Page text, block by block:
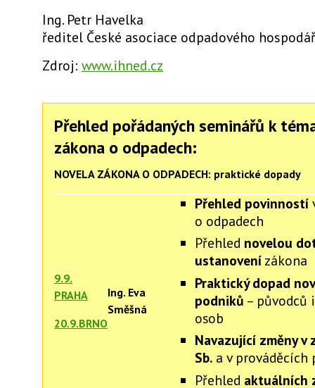
Ing. Petr Havelka
ředitel České asociace odpadového
Zdroj: www.ihned.cz
Přehled pořádaných seminářů k
zákona o odpadech:
NOVELA ZÁKONA O ODPADECH: praktické dopady
9.9.
PRAHA
20.9.BRNO
Ing. Eva
Směšná
Přehled povinností
o odpadech
Přehled novelou
ustanovení zákona
Praktický dopad
podniků – původců
osob
Navazující změny v
Sb. a v prováděcích
Přehled aktuálních